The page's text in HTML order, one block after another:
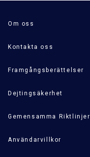
Om oss
Kontakta oss
Framgångsberättelser
Dejtingsäkerhet
Gemensamma Riktlinjer
Användarvillkor